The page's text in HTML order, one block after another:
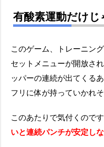
有酸素運動だけじ
このゲーム、トレーニン
セットメニューが開放さ
ッパーの連続が出てくる
フリに体が持っていかれそ
このあたりで気付くのです
いと連続パンチが安定し